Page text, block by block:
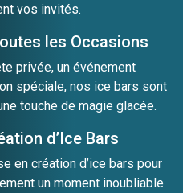
vos invités.
les Occasions
privée, un événement
spéciale, nos ice bars sont
touche de magie glacée.
d’Ice Bars
en création d’ice bars pour
un moment inoubliable